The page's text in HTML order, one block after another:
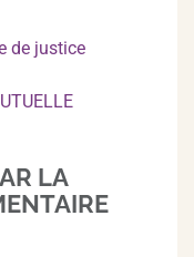
de justice
LA